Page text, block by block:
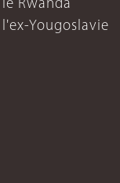
Rwanda
Yougoslavie